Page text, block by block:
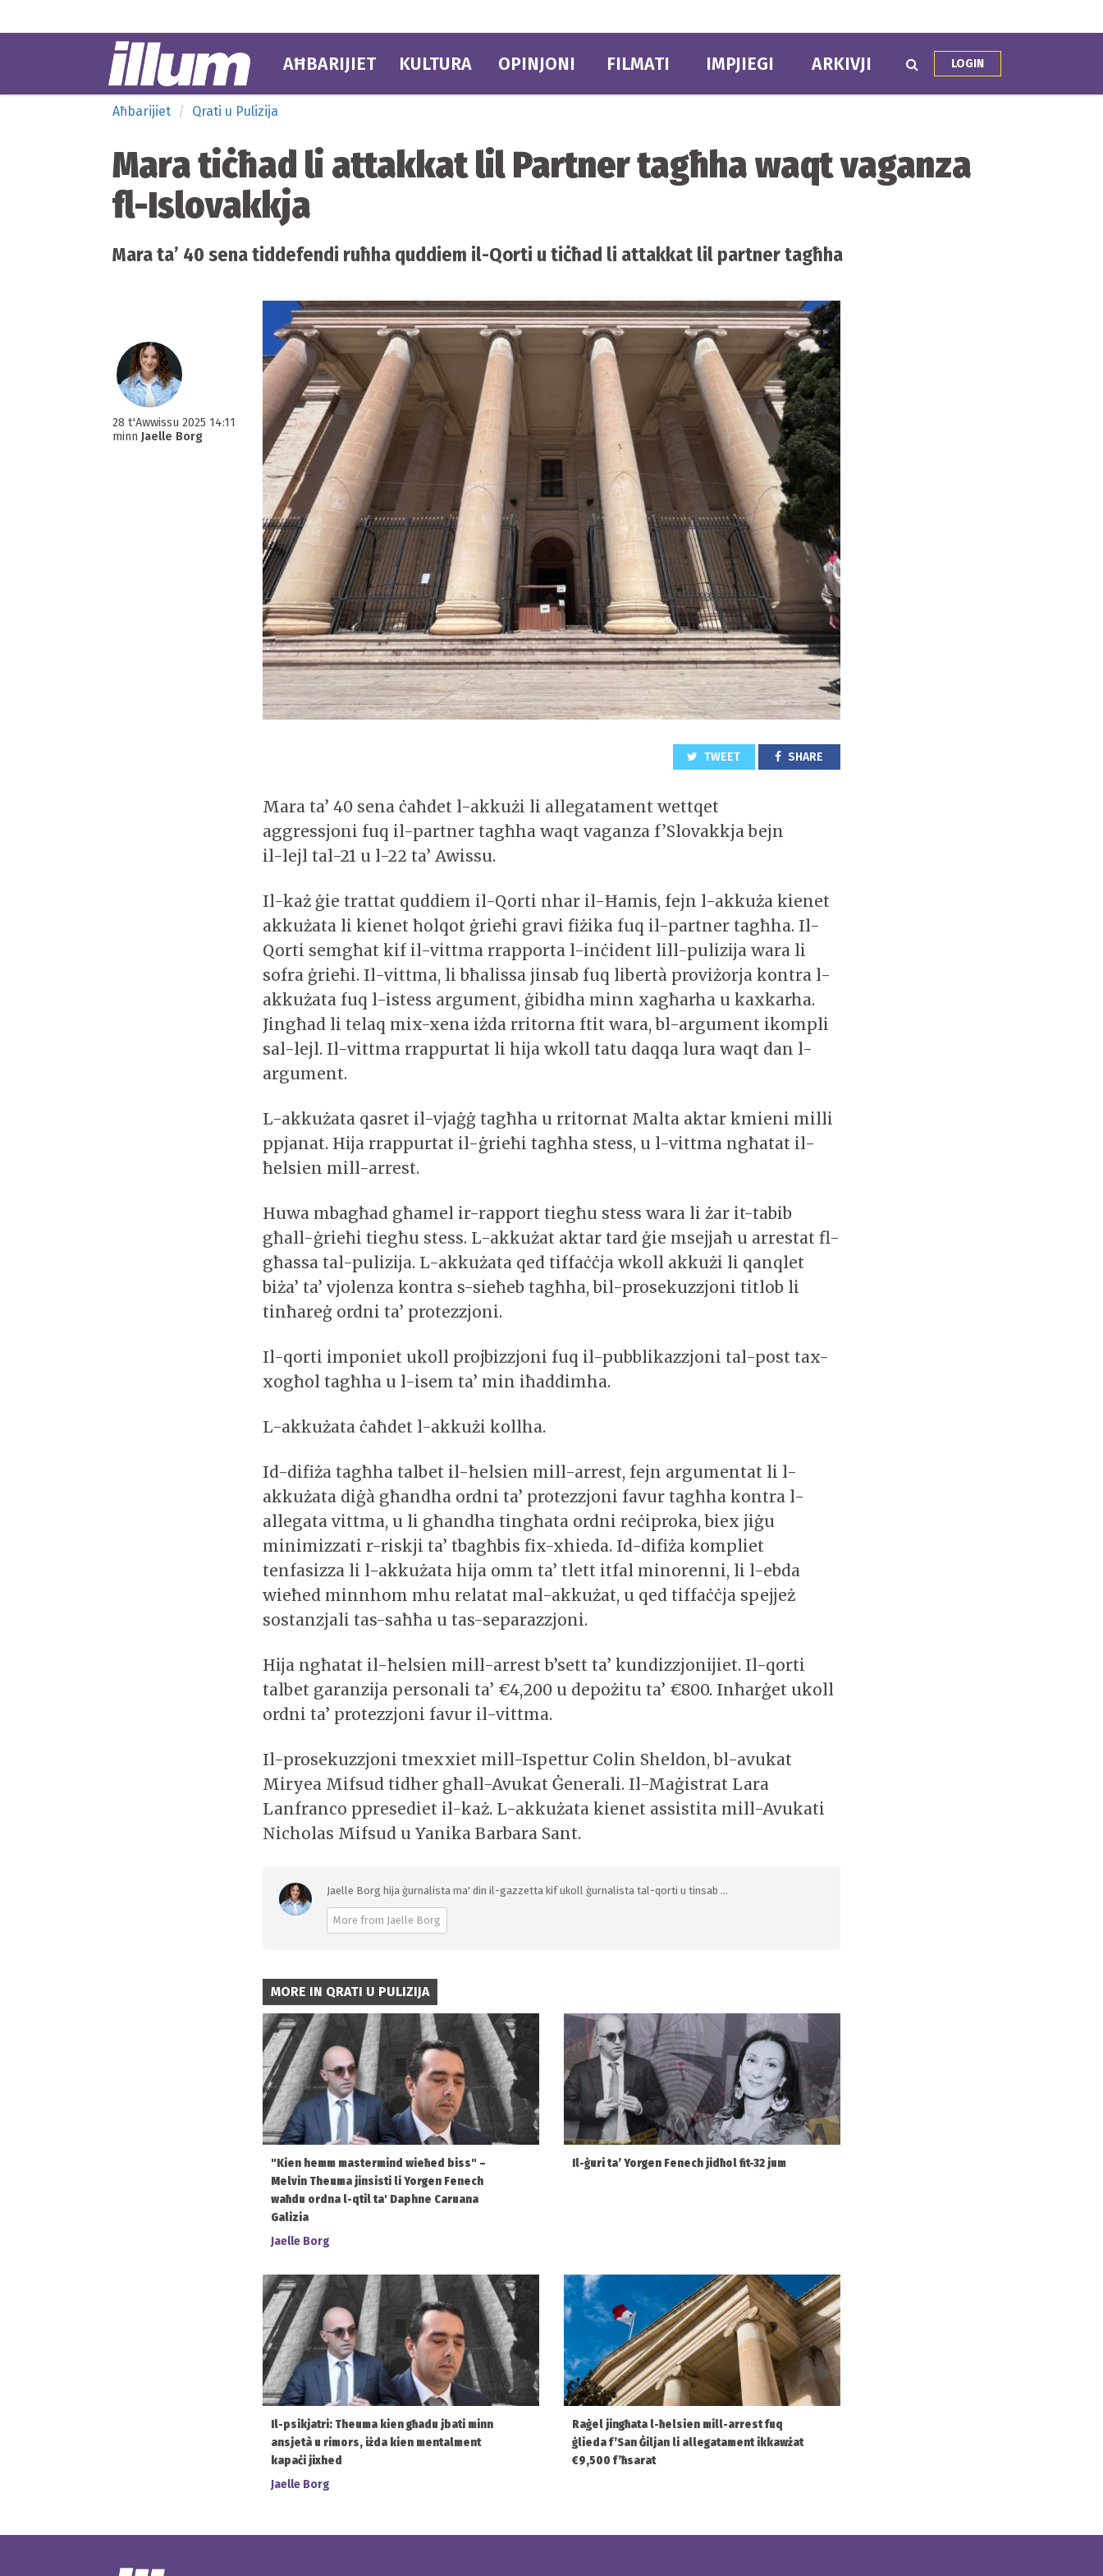
AĦBARIJIET KULTURA OPINJONI FILMATI IMPJIEGI ARKIVJI LOGIN
Aħbarijiet Qrati u Pulizija
Mara tiċħad li attakkat lil Partner tagħha waqt vaganza
fl-Islovakkja
Mara ta’ 40 sena tiddefendi ruħha quddiem il-Qorti u tiċħad li attakkat lil partner tagħha
28 t'Awwissu 2025 14:11
minn Jaelle Borg
TWEET SHARE
Mara ta’ 40 sena ċaħdet l-akkużi li allegatament wettqet
aggressjoni fuq il-partner tagħha waqt vaganza f’Slovakkja bejn
il-lejl tal-21 u l-22 ta’ Awissu.
Il-każ ġie trattat quddiem il-Qorti nhar il-Ħamis, fejn l-akkuża kienet
akkużata li kienet ħolqot ġrieħi gravi fiżika fuq il-partner tagħha. Il-
Qorti semgħat kif il-vittma rrapporta l-inċident lill-pulizija wara li
sofra ġrieħi. Il-vittma, li bħalissa jinsab fuq libertà proviżorja kontra l-
akkużata fuq l-istess argument, ġibidha minn xagħarha u kaxkarha.
Jingħad li telaq mix-xena iżda rritorna ftit wara, bl-argument ikompli
sal-lejl. Il-vittma rrappurtat li hija wkoll tatu daqqa lura waqt dan l-
argument.
L-akkużata qasret il-vjaġġ tagħha u rritornat Malta aktar kmieni milli
ppjanat. Hija rrappurtat il-ġrieħi tagħha stess, u l-vittma ngħatat il-
ħelsien mill-arrest.
Huwa mbagħad għamel ir-rapport tiegħu stess wara li żar it-tabib
għall-ġrieħi tiegħu stess. L-akkużat aktar tard ġie msejjaħ u arrestat fl-
għassa tal-pulizija. L-akkużata qed tiffaċċja wkoll akkużi li qanqlet
biża’ ta’ vjolenza kontra s-sieħeb tagħha, bil-prosekuzzjoni titlob li
tinħareġ ordni ta’ protezzjoni.
Il-qorti imponiet ukoll projbizzjoni fuq il-pubblikazzjoni tal-post tax-
xogħol tagħha u l-isem ta’ min iħaddimha.
L-akkużata ċaħdet l-akkużi kollha.
Id-difiża tagħha talbet il-ħelsien mill-arrest, fejn argumentat li l-
akkużata diġà għandha ordni ta’ protezzjoni favur tagħha kontra l-
allegata vittma, u li għandha tingħata ordni reċiproka, biex jiġu
minimizzati r-riskji ta’ tbagħbis fix-xhieda. Id-difiża kompliet
tenfasizza li l-akkużata hija omm ta’ tlett itfal minorenni, li l-ebda
wieħed minnhom mhu relatat mal-akkużat, u qed tiffaċċja spejjeż
sostanzjali tas-saħħa u tas-separazzjoni.
Hija ngħatat il-ħelsien mill-arrest b’sett ta’ kundizzjonijiet. Il-qorti
talbet garanzija personali ta’ €4,200 u depożitu ta’ €800. Inħarġet ukoll
ordni ta’ protezzjoni favur il-vittma.
Il-prosekuzzjoni tmexxiet mill-Ispettur Colin Sheldon, bl-avukat
Miryea Mifsud tidher għall-Avukat Ġenerali. Il-Maġistrat Lara
Lanfranco ppresediet il-każ. L-akkużata kienet assistita mill-Avukati
Nicholas Mifsud u Yanika Barbara Sant.
Jaelle Borg hija ġurnalista ma' din il-gazzetta kif ukoll ġurnalista tal-qorti u tinsab ...
More from Jaelle Borg
MORE IN QRATI U PULIZIJA
"Kien hemm mastermind wieħed biss" –
Melvin Theuma jinsisti li Yorgen Fenech
waħdu ordna l-qtil ta' Daphne Caruana
Galizia
Jaelle Borg
Il-ġuri ta’ Yorgen Fenech jidħol fit-32 jum
Il-psikjatri: Theuma kien għadu jbati minn
ansjetà u rimors, iżda kien mentalment
kapaċi jixhed
Jaelle Borg
Raġel jingħata l-ħelsien mill-arrest fuq
ġlieda f’San Ġiljan li allegatament ikkawżat
€9,500 f’ħsarat